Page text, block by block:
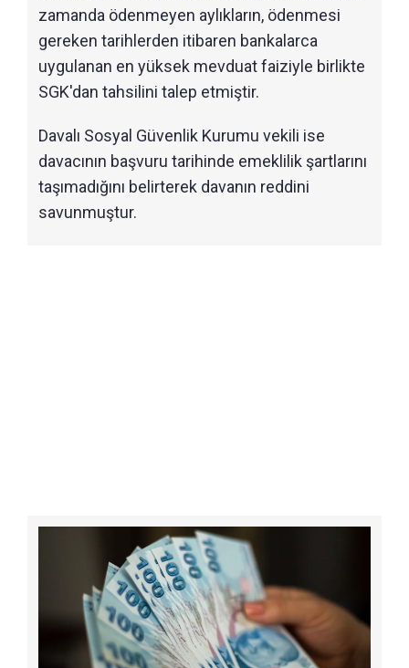
zamanda ödenmeyen aylıkların, ödenmesi
gereken tarihlerden itibaren bankalarca
uygulanan en yüksek mevduat faiziyle birlikte
SGK'dan tahsilini talep etmiştir.
Davalı Sosyal Güvenlik Kurumu vekili ise
davacının başvuru tarihinde emeklilik şartlarını
taşımadığını belirterek davanın reddini
savunmuştur.